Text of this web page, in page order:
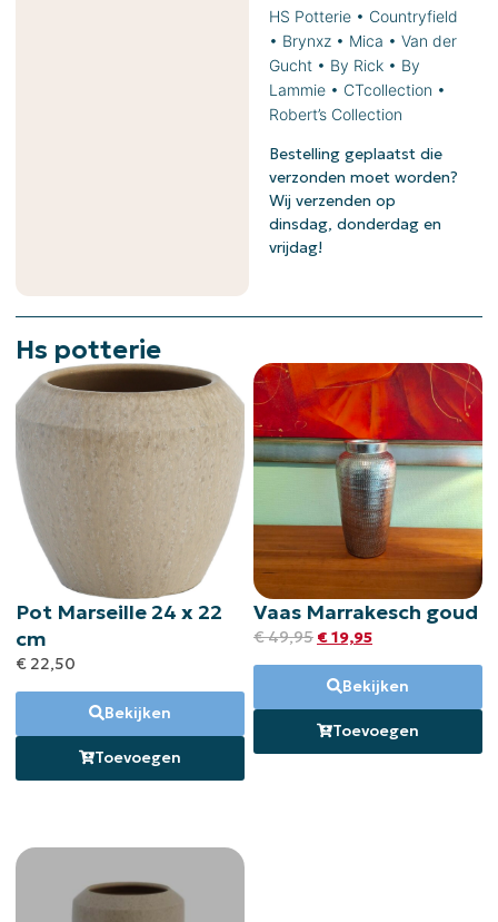
HS Potterie • Countryfield
• Brynxz • Mica • Van der
Gucht • By Rick • By
Lammie • CTcollection •
Robert’s Collection
Bestelling geplaatst die
verzonden moet worden?
Wij verzenden op
dinsdag, donderdag en
vrijdag!
Hs potterie
Pot Marseille 24 x 22
cm
€ 22,50
Bekijken
Toevoegen
Vaas Marrakesch goud
€49,95 €19,95
Bekijken
Toevoegen